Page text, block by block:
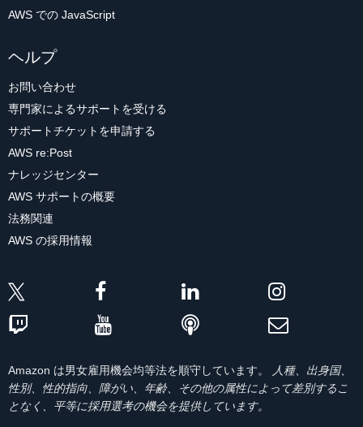
AWS での JavaScript
ヘルプ
お問い合わせ
専門家によるサポートを受ける
サポートチケットを申請する
AWS re:Post
ナレッジセンター
AWS サポートの概要
法務関連
AWS の採用情報
Amazon は男女雇用機会均等法を順守しています。
人種、出身国、
性別、性的指向、障がい、年齢、その他の属性によって差別するこ
となく、平等に採用選考の機会を提供しています。